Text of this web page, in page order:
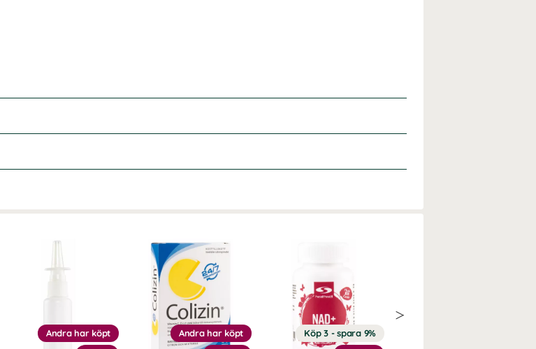
Andra har köpt Andra har köpt Köp 3 - spara 9%